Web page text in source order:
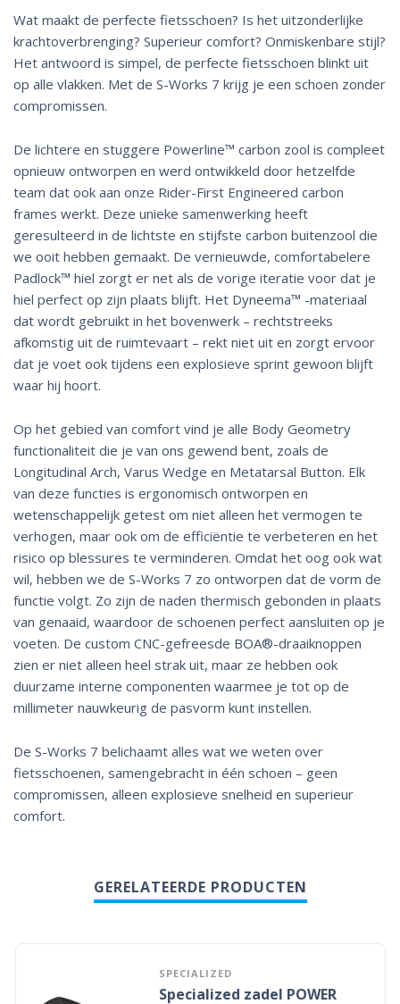
Wat maakt de perfecte fietsschoen? Is het uitzonderlijke
krachtoverbrenging? Superieur comfort? Onmiskenbare stijl?
Het antwoord is simpel, de perfecte fietsschoen blinkt uit
op alle vlakken. Met de S-Works 7 krijg je een schoen zonder
compromissen.
De lichtere en stuggere Powerline™ carbon zool is compleet
opnieuw ontworpen en werd ontwikkeld door hetzelfde
team dat ook aan onze Rider-First Engineered carbon
frames werkt. Deze unieke samenwerking heeft
geresulteerd in de lichtste en stijfste carbon buitenzool die
we ooit hebben gemaakt. De vernieuwde, comfortabelere
Padlock™ hiel zorgt er net als de vorige iteratie voor dat je
hiel perfect op zijn plaats blijft. Het Dyneema™ -materiaal
dat wordt gebruikt in het bovenwerk – rechtstreeks
afkomstig uit de ruimtevaart – rekt niet uit en zorgt ervoor
dat je voet ook tijdens een explosieve sprint gewoon blijft
waar hij hoort.
Op het gebied van comfort vind je alle Body Geometry
functionaliteit die je van ons gewend bent, zoals de
Longitudinal Arch, Varus Wedge en Metatarsal Button. Elk
van deze functies is ergonomisch ontworpen en
wetenschappelijk getest om niet alleen het vermogen te
verhogen, maar ook om de efficiëntie te verbeteren en het
risico op blessures te verminderen. Omdat het oog ook wat
wil, hebben we de S-Works 7 zo ontworpen dat de vorm de
functie volgt. Zo zijn de naden thermisch gebonden in plaats
van genaaid, waardoor de schoenen perfect aansluiten op je
voeten. De custom CNC-gefreesde BOA®-draaiknoppen
zien er niet alleen heel strak uit, maar ze hebben ook
duurzame interne componenten waarmee je tot op de
millimeter nauwkeurig de pasvorm kunt instellen.
De S-Works 7 belichaamt alles wat we weten over
fietsschoenen, samengebracht in één schoen – geen
compromissen, alleen explosieve snelheid en superieur
comfort.
GERELATEERDE PRODUCTEN
SPECIALIZED
Specialized zadel POWER